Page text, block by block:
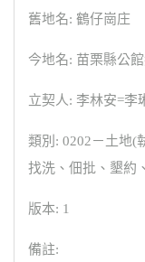
舊地名: 鶴仔崗庄
今地名: 苗栗縣公
立契人: 李林安=李
類別: 0202－土地(
找洗、佃批、墾約
版本: 1
備註: